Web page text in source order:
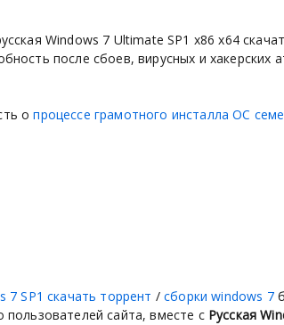
Windows 7 Ultimate SP1 x86 x64
после сбоев, вирусных и хакерских
опроцессе грамотного инсталла ОС
7 SP1 скачать торрент /сборки windows 7
сайта, вместе с Русская